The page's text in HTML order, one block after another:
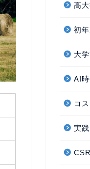
高
初
大
AI
コ
実
CSR